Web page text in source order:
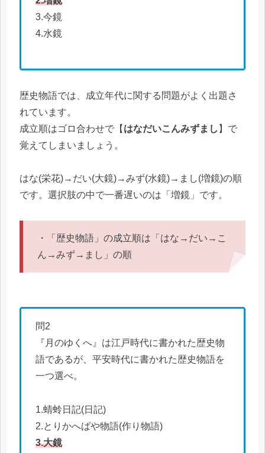
3.今鏡
4.水鏡
歴史物語では、成立年代に関する問題がよく出題さ
れています。
成立順はゴロ合わせで【 はなだいこんみずまし 】で
覚えてしまいましょう。
はな(栄花)→だい(大鏡)→みず(水鏡)→まし(増鏡)の順
です。選択肢の中で一番遅いのは「増鏡」です。
・「歴史物語」の成立順は「はな→だい→こ
ん→みず→まし」の順
問2
『月のゆくへ』は江戸時代に書かれた歴史物
語であるが、平安時代に書かれた歴史物語を
一つ選べ。
1.蜻蛉日記(日記)
2.とりかへばや物語(作り物語)
3.大鏡